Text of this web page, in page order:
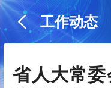
工作动态
省人大常